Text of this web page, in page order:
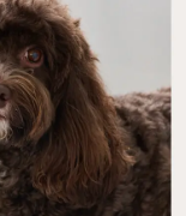
えます。 【チーズパ
ヤ末、マイタケ子実体
をサポートするカル
。コラーゲンペプチド
持や、愛犬の元気をサ
シュポテトパウダー、
コサミン、ホワイト
4.0% 4.9% 5.6%
肪 9.7% 1.6% 14.4%